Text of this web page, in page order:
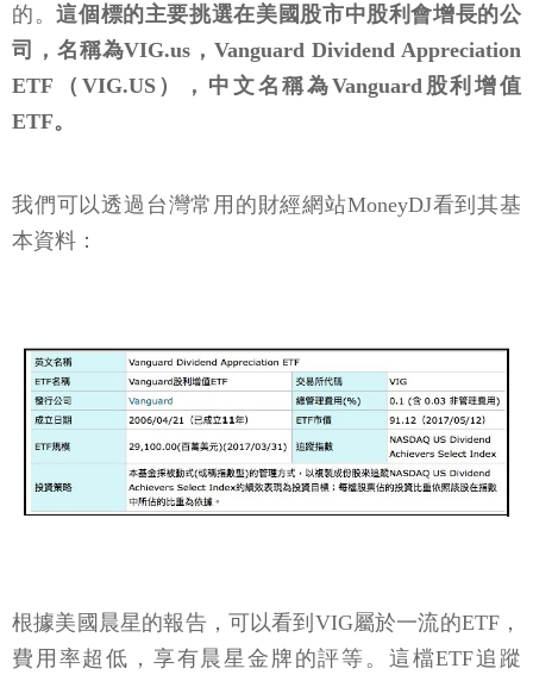
的。這個標的主要挑選在美國股市中股利會增長的公
司，名稱為VIG.us，Vanguard Dividend Appreciation
ETF（VIG.US），中文名稱為Vanguard股利增值
ETF。
我們可以透過台灣常用的財經網站MoneyDJ看到其基
本資料：
根據美國晨星的報告，可以看到VIG屬於一流的ETF，
費用率超低，享有晨星金牌的評等。這檔ETF追蹤